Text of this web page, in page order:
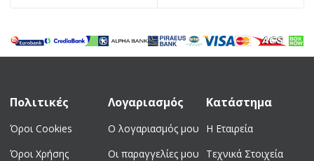
38,00 €.είναι:
35,00 €.
28,00 €.είναι:
24,00 €.
Πολιτικές
Όροι Cookies
Όροι Χρήσης
Λογαριασμός
Ο λογαριασμός μου
Οι παραγγελίες μου
Κατάστημα
Η Εταιρεία
Τεχνικά Στοιχεία